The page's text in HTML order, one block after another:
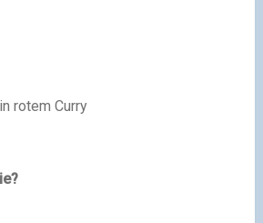
rotem Curry